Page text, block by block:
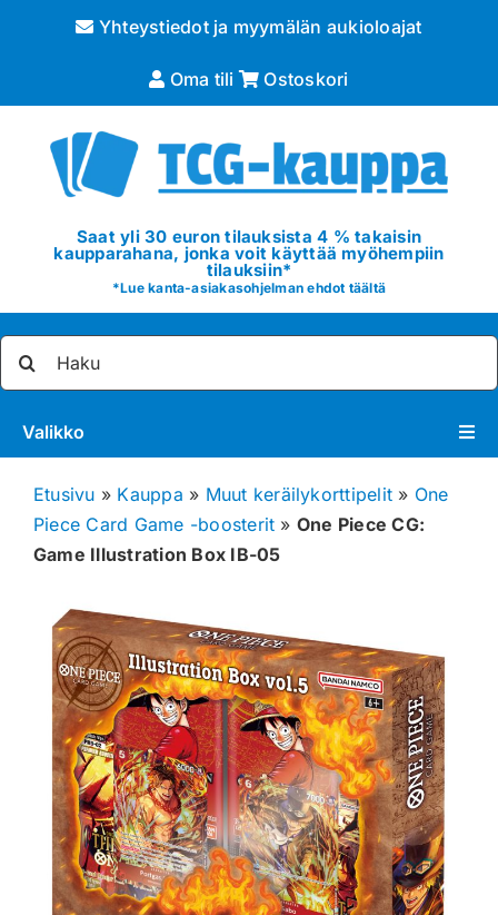
Yhteystiedot ja myymälän aukioloajat
Oma tili Ostoskori
Saat yli 30 euron tilauksista 4 % takaisin
kaupparahana, jonka voit käyttää myöhempiin
tilauksiin*
*Lue kanta-asiakasohjelman ehdot täältä
Valikko
Pokémon
Blind Boksit
Ennakot
Greidatut kortit
Irtokortit
Rip & Ship
Etusivu » Kauppa » Muut keräilykorttipelit » One
Piece Card Game -boosterit » One Piece CG:
Game Illustration Box IB-05